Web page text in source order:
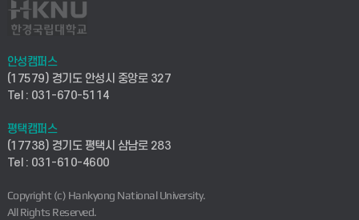
사회안전시스템공학부
컴퓨터응용수학부
ICT로봇기계공학부
전자전기공학부
디자인건축융합학부
사이버캠퍼스(전문학사 및 전공심화)
시설바로처리서비스
연구실안전관리시스템
산학연구관리시스템
산학협력단
취업지원센터
창업지원센터
현장실습지원센터
안성캠퍼스
(17579) 경기도 안성시 중앙로 327
Tel : 031-670-5114
평택캠퍼스
(17738) 경기도 평택시 삼남로 283
Tel : 031-610-4600
Copyright (c) Hankyong National University.
All Rights Reserved.